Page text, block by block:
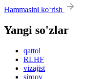
Hammasini ko‘rish
Yangi so'zlar
qattol
RLHF
vizajist
sirqov